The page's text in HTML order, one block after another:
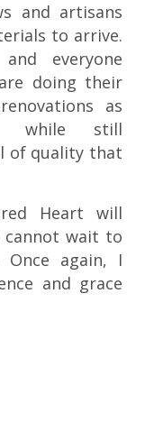
and artisans
to arrive.
everyone
doing their
as
while still
of quality that
Heart will
cannot wait to
again, I
and grace